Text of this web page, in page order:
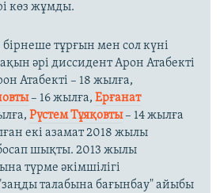
көз жұмды.
тұрғын мен сол күні
әрі диссидент Арон Атабекті
Атабекті – 18 жылға,
– 16 жылға, Ерғанат
Рүстем Тұяқовты– 14 жылға
екі азамат 2018 жылы
шықты. 2013 жылы
түрме әкімшілігі
талабына бағынбау" айыбы